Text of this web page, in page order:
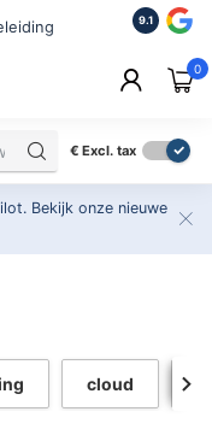
ISO
2.500+
9.1
0
€ Excl. tax
Bekijk onze nieuwe
cloud